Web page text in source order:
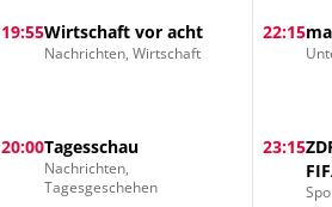
19:55Wirtschaft vor acht
Nachrichten, Wirtschaft
20:00Tagesschau
Nachrichten,
Tagesgeschehen
22:15
23:15